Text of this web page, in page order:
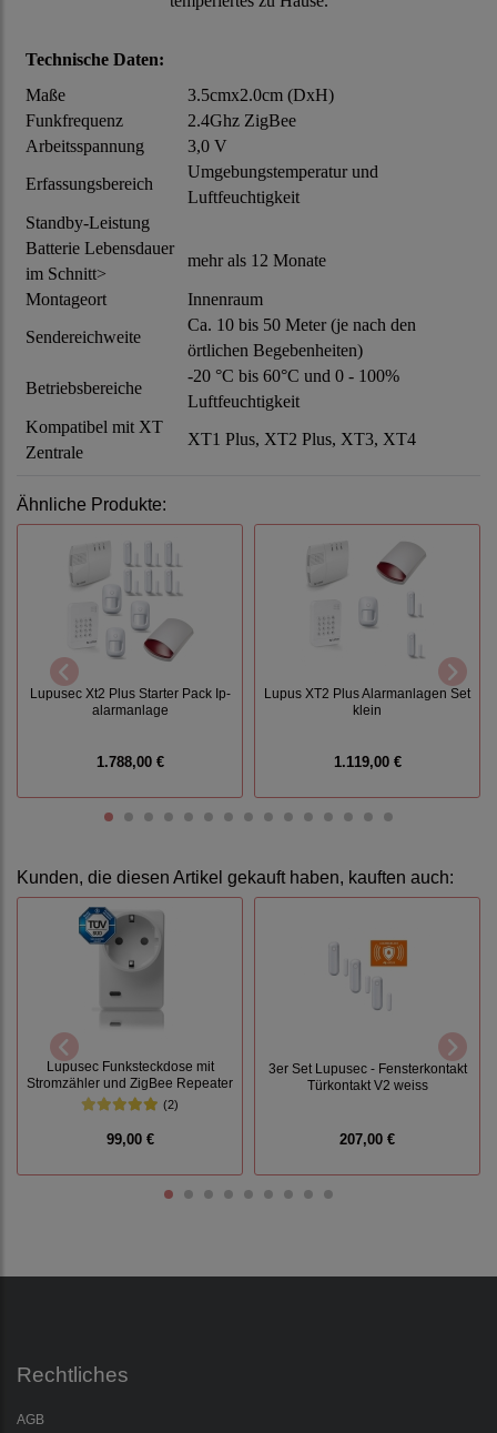
Technische Daten:
Maße
3.5cmx2.0cm (DxH)
Funkfrequenz
2.4Ghz ZigBee
Arbeitsspannung
3,0 V
Erfassungsbereich
Umgebungstemperatur und
Luftfeuchtigkeit
Standby-Leistung
Batterie Lebensdauer
im Schnitt>
mehr als 12 Monate
Montageort
Innenraum
Sendereichweite
Ca. 10 bis 50 Meter (je nach den
örtlichen Begebenheiten)
Betriebsbereiche
-20 °C bis 60°C und 0 - 100%
Luftfeuchtigkeit
Kompatibel mit XT
Zentrale
XT1 Plus, XT2 Plus, XT3, XT4
Ähnliche Produkte:
Lupusec Xt2 Plus Starter Pack Ip-
alarmanlage
1.788,00 €
Lupus XT2 Plus Alarmanlagen Set
klein
1.119,00 €
Kunden, die diesen Artikel gekauft haben, kauften auch:
Lupusec Funksteckdose mit
Stromzähler und ZigBee Repeater
(2)
99,00 €
3er Set Lupusec - Fensterkontakt
Türkontakt V2 weiss
207,00 €
Rechtliches
AGB